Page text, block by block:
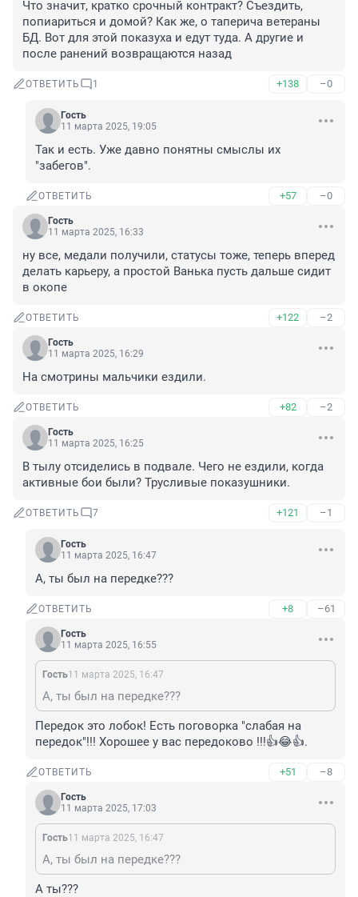
Что значит, кратко срочный контракт? Съездить,
попиариться и домой? Как же, о таперича ветераны
БД. Вот для этой показуха и едут туда. А другие и
после ранений возвращаются назад
ОТВЕТИТЬ 1 +138 –0
Гость
11 марта 2025, 19:05
Так и есть. Уже давно понятны смыслы их
"забегов".
ОТВЕТИТЬ +57 –0
Гость
11 марта 2025, 16:33
ну все, медали получили, статусы тоже, теперь вперед
делать карьеру, а простой Ванька пусть дальше сидит
в окопе
ОТВЕТИТЬ +122 –2
Гость
11 марта 2025, 16:29
На смотрины мальчики ездили.
ОТВЕТИТЬ +82 –2
Гость
11 марта 2025, 16:25
В тылу отсиделись в подвале. Чего не ездили, когда
активные бои были? Трусливые показушники.
ОТВЕТИТЬ 7 +121 –1
Гость
11 марта 2025, 16:47
А, ты был на передке???
ОТВЕТИТЬ +8 –61
Гость
11 марта 2025, 16:55
Гость11 марта 2025, 16:47
А, ты был на передке???
Передок это лобок! Есть поговорка "слабая на
передок"!!! Хорошее у вас передоково !!!👍😂👍.
ОТВЕТИТЬ +51 –8
Гость
11 марта 2025, 17:03
Гость11 марта 2025, 16:47
А, ты был на передке???
А ты???